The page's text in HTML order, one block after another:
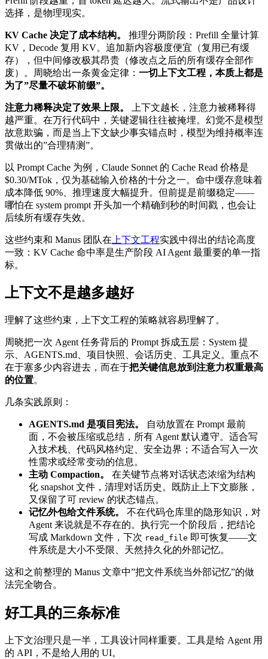
选择，是物理现实。
KV Cache 决定了成本结构。
推理分两阶段：Prefill 全量计算
KV，Decode 复用 KV。追加新内容极度便宜（复用已有缓
存），但中间修改极其昂贵（修改点之后的所有缓存全部作
废）。周晓给出一条黄金定律： 一切上下文工程，本质上都是
为了”尽量不破坏前缀”。
注意力稀释决定了效果上限。
上下文越长，注意力被稀释得
越严重。在万行代码中，关键逻辑往往被掩埋。幻觉不是模型
故意欺骗，而是当上下文缺少事实锚点时，模型为维持概率连
贯做出的”合理猜测”。
以 Prompt Cache 为例，Claude Sonnet 的 Cache Read 价格是
$0.30/MTok，仅为基础输入价格的十分之一。命中缓存意味着
成本降低 90%、推理速度大幅提升。但前提是前缀稳定——
哪怕在 system prompt 开头加一个精确到秒的时间戳，也会让
后续所有缓存失效。
这些约束和 Manus 团队在 上下文工程实践中得出的结论高度
一致：KV Cache 命中率是生产阶段 AI Agent 最重要的单一指
标。
上下文不是越多越好
理解了这些约束，上下文工程的策略就容易理解了。
周晓把一次 Agent 任务背后的 Prompt 拆成五层：System 提
示、AGENTS.md、项目快照、会话历史、工具定义。重点不
在于塞多少内容进去，而在于把关键信息放到注意力权重最高
的位置。
几条实践原则：
AGENTS.md 是项目宪法。
自动放置在 Prompt 最前
面，不会被压缩或总结，所有 Agent 默认遵守。适合写
入技术栈、代码风格约定、安全边界；不适合写入一次
性需求或经常变动的信息。
主动 Compaction。
在关键节点将对话状态浓缩为结构
化 snapshot 文件，清理对话历史。既防止上下文膨胀，
又保留了可 review 的状态锚点。
记忆外包给文件系统。
不在代码仓库里的隐形知识，对
Agent 来说就是不存在的。执行完一个阶段后，把结论
写成 Markdown 文件，下次 read_file 即可恢复——文
件系统是大小不受限、天然持久化的外部记忆。
这和之前整理的 Manus 文章中”把文件系统当外部记忆”的做
法完全吻合。
好工具的三条标准
上下文治理只是一半，工具设计同样重要。工具是给 Agent 用
的 API，不是给人用的 UI。